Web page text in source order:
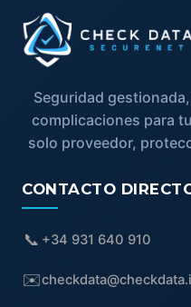
Seguridad
complicaciones para
solo proveedor,
CONTACTO
📞 +34 931 640 910
✉️